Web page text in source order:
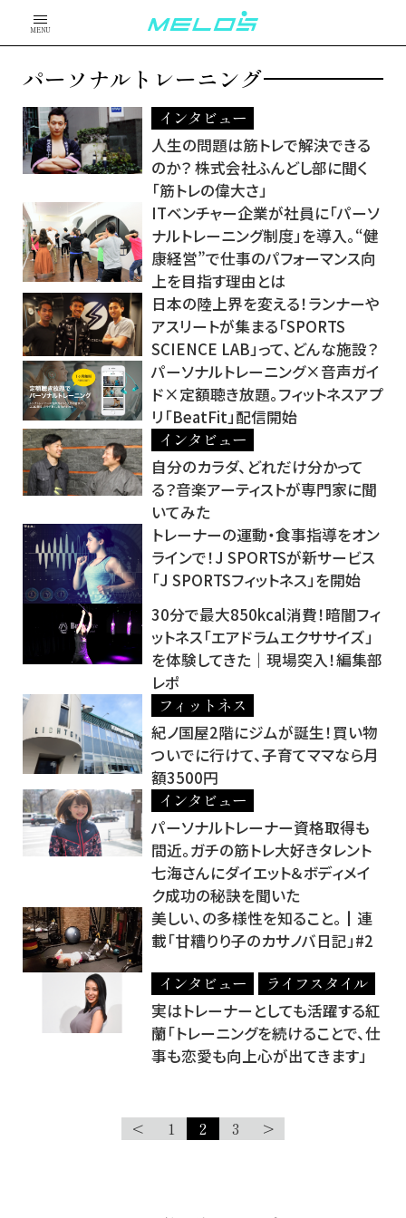
MENU
パーソナルトレーニング
インタビュー
人生の問題は筋トレで解決できる
のか？ 株式会社ふんどし部に聞く
「筋トレの偉大さ」
ITベンチャー企業が社員に「パーソ
ナルトレーニング制度」を導入。“健
康経営”で仕事のパフォーマンス向
上を目指す理由とは
日本の陸上界を変える！ランナーや
アスリートが集まる「SPORTS
SCIENCE LAB」って、どんな施設？
パーソナルトレーニング×音声ガイ
ド×定額聴き放題。フィットネスアプ
リ「BeatFit」配信開始
インタビュー
自分のカラダ、どれだけ分かって
る？音楽アーティストが専門家に聞
いてみた
トレーナーの運動・食事指導をオン
ラインで！J SPORTSが新サービス
「J SPORTSフィットネス」を開始
30分で最大850kcal消費！暗闇フィ
ットネス「エアドラムエクササイズ」
を体験してきた｜現場突入！編集部
レポ
フィットネス
紀ノ国屋2階にジムが誕生！買い物
ついでに行けて、子育てママなら月
額3500円
インタビュー
パーソナルトレーナー資格取得も
間近。ガチの筋トレ大好きタレント
七海さんにダイエット＆ボディメイ
ク成功の秘訣を聞いた
美しい、の多様性を知ること。┃連
載「甘糟りり子のカサノバ日記」#2
インタビュー
ライフスタイル
実はトレーナーとしても活躍する紅
蘭「トレーニングを続けることで、仕
事も恋愛も向上心が出てきます」
< 1 2 3 >